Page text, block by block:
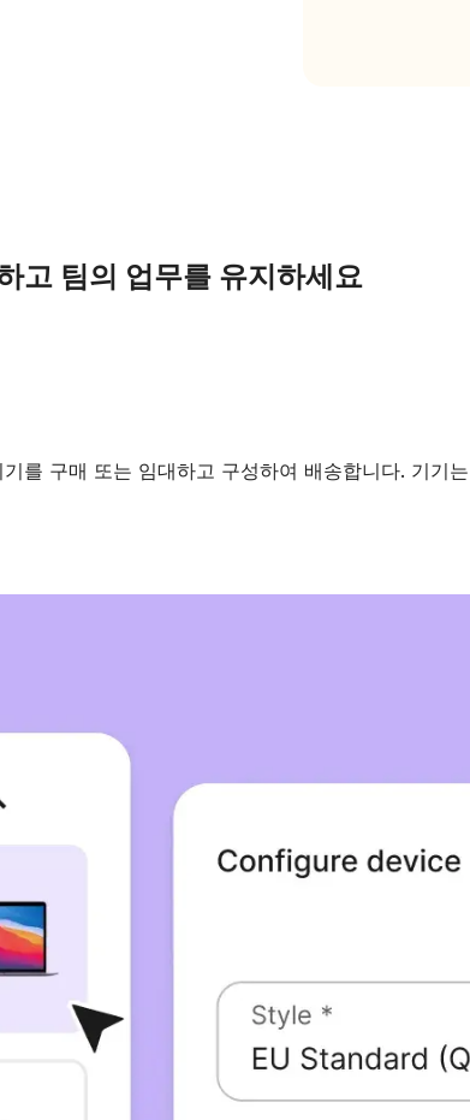
고 팀의 업무를 유지하세요
를 구매 또는 임대하고 구성하여 배송합니다. 기기